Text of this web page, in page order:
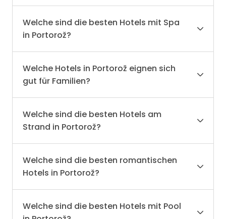
Welche sind die besten Hotels mit Spa
in Portorož?
Welche Hotels in Portorož eignen sich
gut für Familien?
Welche sind die besten Hotels am
Strand in Portorož?
Welche sind die besten romantischen
Hotels in Portorož?
Welche sind die besten Hotels mit Pool